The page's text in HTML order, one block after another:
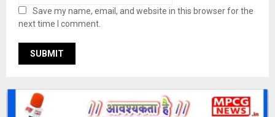
Save my name, email, and website in this browser for the
next time I comment.